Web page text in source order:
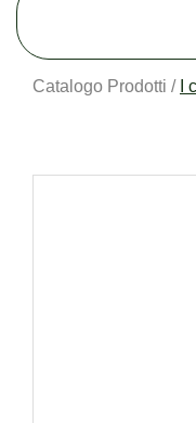
Catalogo Prodotti / I